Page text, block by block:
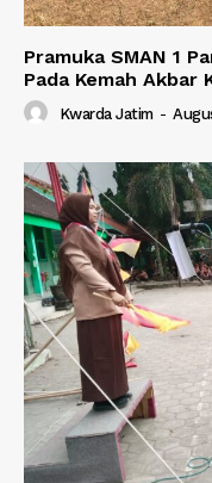
Pramuka SMAN 1
Pada Kemah Akbar
Kwarda Jatim -